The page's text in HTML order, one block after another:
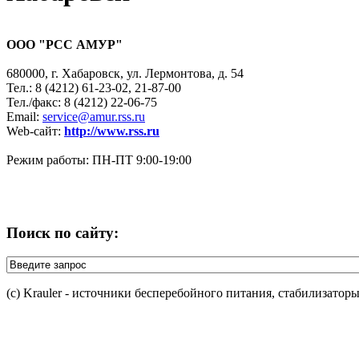
ООО "РСС АМУР"
680000, г. Хабаровск, ул. Лермонтова, д. 54
Тел.: 8 (4212) 61-23-02, 21-87-00
Тел./факс: 8 (4212) 22-06-75
Email: service@amur.rss.ru
Web-сайт: http://www.rss.ru
Режим работы: ПН-ПТ 9:00-19:00
Поиск по сайту:
(c) Krauler - источники бесперебойного питания,